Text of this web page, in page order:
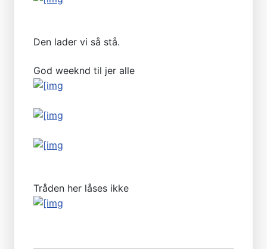
Den lader vi så stå.
God weeknd til jer alle
Tråden her låses ikke